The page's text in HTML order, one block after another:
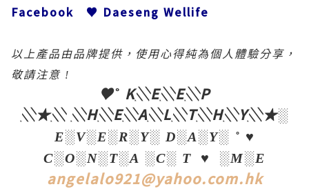
Facebook ♥ Daeseng Wellife
以上產品由品牌提供，使用心得純為個人體驗分享，
敬請注意 !
♥˚ K░E░E░P
░★░ ░H░E░A░L░T░H░Y░★░
E░V░E░R░Y░ D░A░Y░ ˚ ♥
C░O░N░T░A ░C░ T ♥ ░M░E
angelalo921@yahoo.com.hk